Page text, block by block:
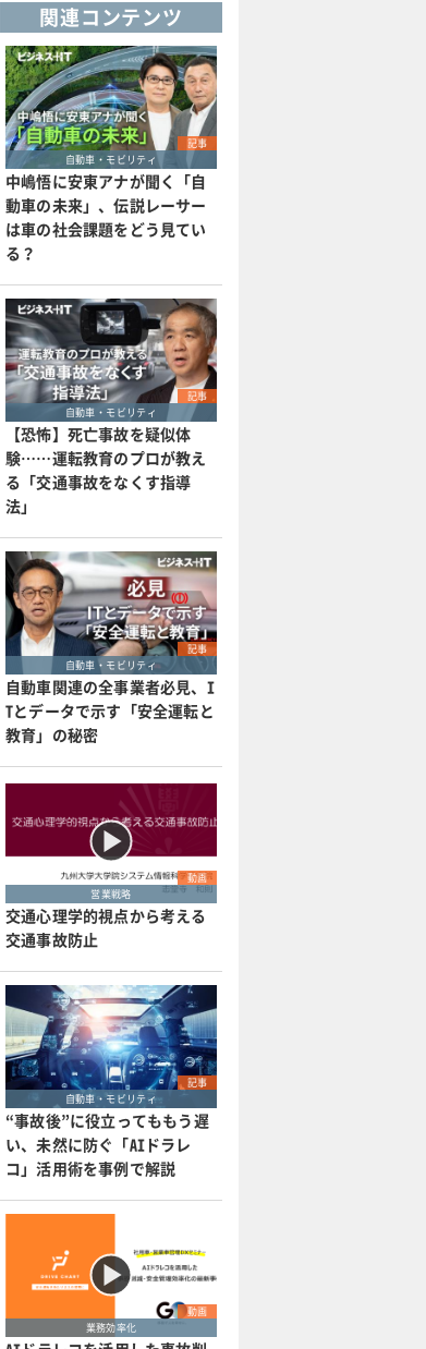
関連コンテンツ
記事
自動車・モビリティ
中嶋悟に安東アナが聞く「自
動車の未来」、伝説レーサー
は車の社会課題をどう見てい
る？
記事
自動車・モビリティ
【恐怖】死亡事故を疑似体
験……運転教育のプロが教え
る「交通事故をなくす指導
法」
記事
自動車・モビリティ
自動車関連の全事業者必見、I
Tとデータで示す「安全運転と
教育」の秘密
動画
営業戦略
交通心理学的視点から考える
交通事故防止
記事
自動車・モビリティ
“事故後”に役立ってももう遅
い、未然に防ぐ「AIドラレ
コ」活用術を事例で解説
動画
業務効率化